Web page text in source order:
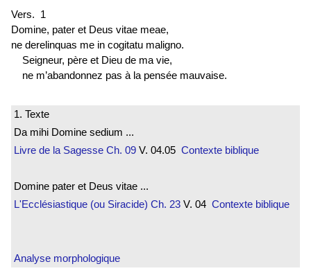
Vers. 1
Domine, pater et Deus vitae meae,
ne derelinquas me in cogitatu maligno.
Seigneur, père et Dieu de ma vie,
ne m’abandonnez pas à la pensée mauvaise.
1. Texte
Da mihi Domine sedium ...
Livre de la Sagesse Ch. 09 V. 04.05 Contexte biblique
Domine pater et Deus vitae ...
L'Ecclésiastique (ou Siracide) Ch. 23 V. 04 Contexte biblique
Analyse morphologique